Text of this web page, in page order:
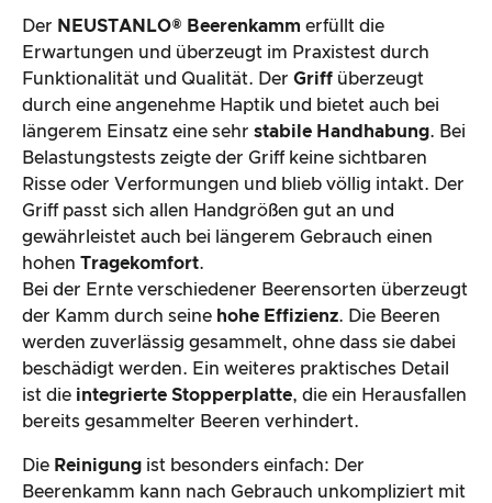
Der NEUSTANLO® Beerenkamm erfüllt die
Erwartungen und überzeugt im Praxistest durch
Funktionalität und Qualität. Der Griff überzeugt
durch eine angenehme Haptik und bietet auch bei
längerem Einsatz eine sehr stabile Handhabung. Bei
Belastungstests zeigte der Griff keine sichtbaren
Risse oder Verformungen und blieb völlig intakt. Der
Griff passt sich allen Handgrößen gut an und
gewährleistet auch bei längerem Gebrauch einen
hohen Tragekomfort.
Bei der Ernte verschiedener Beerensorten überzeugt
der Kamm durch seine hohe Effizienz. Die Beeren
werden zuverlässig gesammelt, ohne dass sie dabei
beschädigt werden. Ein weiteres praktisches Detail
ist die integrierte Stopperplatte, die ein Herausfallen
bereits gesammelter Beeren verhindert.
Die Reinigung ist besonders einfach: Der
Beerenkamm kann nach Gebrauch unkompliziert mit